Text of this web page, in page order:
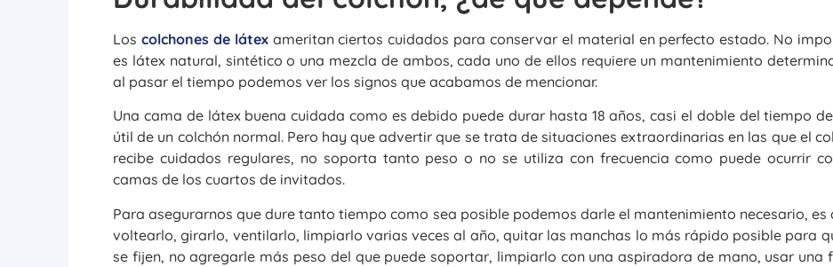
Loscolchones de látexameritan ciertos cuidados para conservar el material en perfecto estado. No
es látex natural, sintético o una mezcla de ambos, cada uno de ellos requiere un mantenimiento
al pasar el tiempo podemos ver los signos que acabamos de mencionar.
Una cama de látex buena cuidada como es debido puede durar hasta 18 años, casi el doble del tiempo
útil de un colchón normal. Pero hay que advertir que se trata de situaciones extraordinarias en las que el
recibe cuidados regulares, no soporta tanto peso o no se utiliza con frecuencia como puede ocurrir
camas de los cuartos de invitados.
Para asegurarnos que dure tanto tiempo como sea posible podemos darle el mantenimiento necesario, es
voltearlo, girarlo, ventilarlo, limpiarlo varias veces al año, quitar las manchas lo más rápido posible para
se fijen, no agregarle más peso del que puede soportar, limpiarlo con una aspiradora de mano, usar una